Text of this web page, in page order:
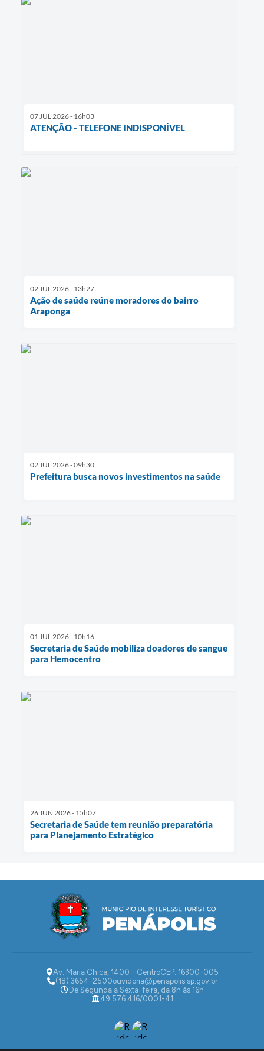
07 JUL 2026 - 16h03
ATENÇÃO - TELEFONE INDISPONÍVEL
02 JUL 2026 - 13h27
Ação de saúde reúne moradores do bairro
Araponga
02 JUL 2026 - 09h30
Prefeitura busca novos investimentos na saúde
01 JUL 2026 - 10h16
Secretaria de Saúde mobiliza doadores de sangue
para Hemocentro
26 JUN 2026 - 15h07
Secretaria de Saúde tem reunião preparatória
para Planejamento Estratégico
Av. Maria Chica, 1400 - CentroCEP: 16300-005
(18) 3654-2500ouvidoria@penapolis.sp.gov.br
De Segunda a Sexta-feira, da 8h às 16h
49.576.416/0001-41